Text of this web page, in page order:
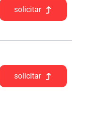
solicitar
solicitar